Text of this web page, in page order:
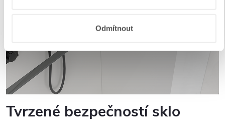
Odmítnout
Tvrzené bezpečností sklo